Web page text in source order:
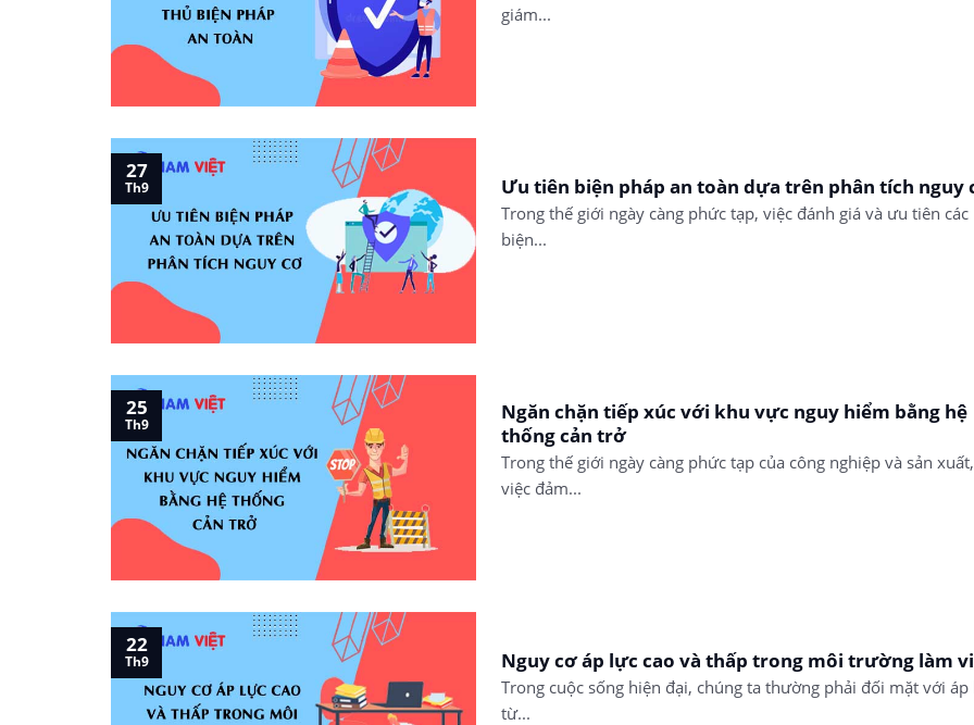
giám...
Ưu tiên biện pháp an toàn dựa trên phân tích nguy
Trong thế giới ngày càng phức tạp, việc đánh giá và ưu tiên các
biện...
27
Th9
Ngăn chặn tiếp xúc với khu vực nguy hiểm bằng hệ
thống cản trở
Trong thế giới ngày càng phức tạp của công nghiệp và sản xuất,
việc đảm...
25
Th9
Nguy cơ áp lực cao và thấp trong môi trường làm
Trong cuộc sống hiện đại, chúng ta thường phải đối mặt với áp
từ...
22
Th9